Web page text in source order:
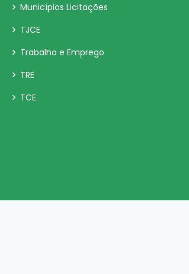
Municípios Licitações
TJCE
Trabalho e Emprego
TRE
TCE